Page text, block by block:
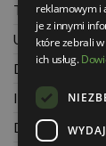
Twoje
Ustawienia
Dane
Informacje o
Dla architektów
reklamowym i
je z innymi
które zebrali
ich usług.